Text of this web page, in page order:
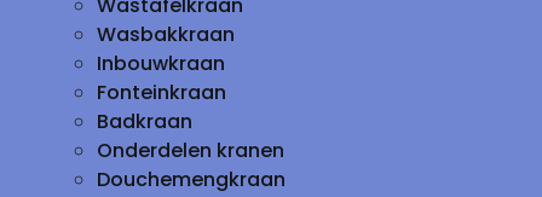
Wasbakkraan
Inbouwkraan
Fonteinkraan
Badkraan
Onderdelen kranen
Douchemengkraan